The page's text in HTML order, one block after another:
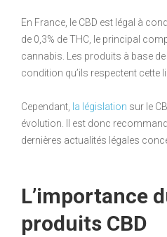
En France, le CBD est légal à
de 0,3% de THC, le principal
cannabis. Les produits à base
condition qu’ils respectent cette
Cependant, la législation sur le
évolution. Il est donc
dernières actualités légales
L’importance
produits CBD